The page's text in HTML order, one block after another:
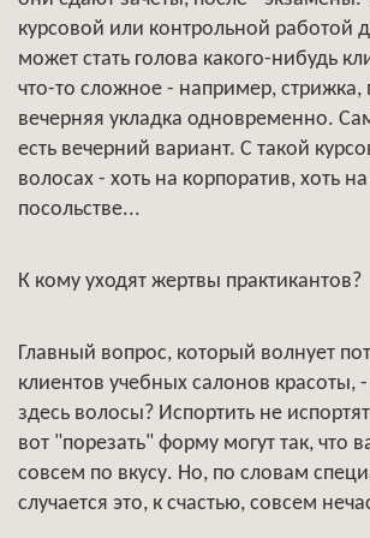
курсовой или контрольной работой
может стать голова какого-нибудь
что-то сложное - например, стрижка,
вечерняя укладка одновременно.
есть вечерний вариант. С такой
волосах - хоть на корпоратив, хоть
посольстве...
К кому уходят жертвы практикантов?
Главный вопрос, который волнует
клиентов учебных салонов красоты,
здесь волосы? Испортить не
вот "порезать" форму могут так, что
совсем по вкусу. Но, по словам
случается это, к счастью, совсем